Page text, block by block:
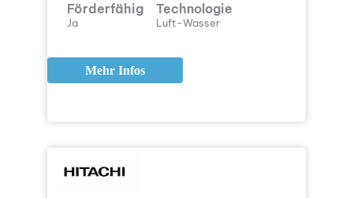
Förderfähig
Ja
Technologie
Luft-Wasser
Mehr Infos